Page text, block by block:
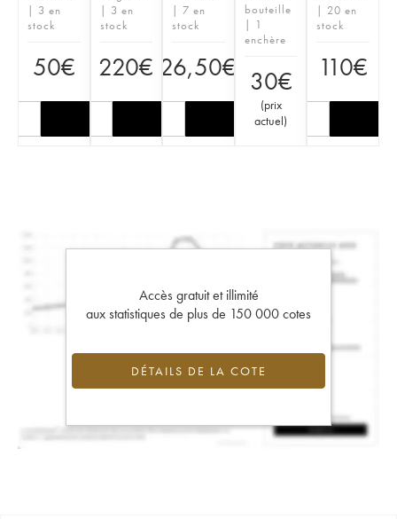
| 3 en
stock
50€
| 3 en
stock
220€
| 7 en
stock
26,50€
bouteille
| 1
enchère
30€
(prix
actuel)
| 20 en
stock
110€
Accès gratuit et illimité
aux statistiques de plus de 150 000 cotes
DÉTAILS DE LA COTE